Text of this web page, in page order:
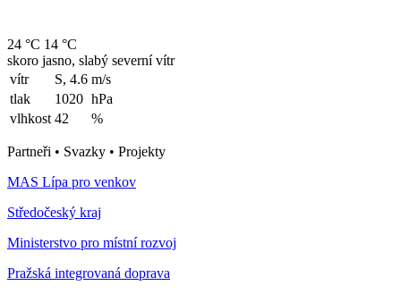
24 °C 14 °C
skoro jasno, slabý severní vítr
vítr
S, 4.6 m/s
tlak
1020 hPa
vlhkost 42 %
Partneři • Svazky • Projekty
MAS Lípa pro venkov
Středočeský kraj
Ministerstvo pro místní rozvoj
Pražská integrovaná doprava